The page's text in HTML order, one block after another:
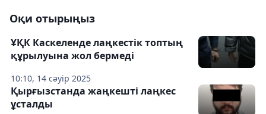
Оқи отырыңыз
10:10, 14 сәуір 2025
ҰҚК Каскеленде лаңкестік топтың
құрылуына жол бермеді
Қырғызстанда жаңкешті лаңкес
ұсталды